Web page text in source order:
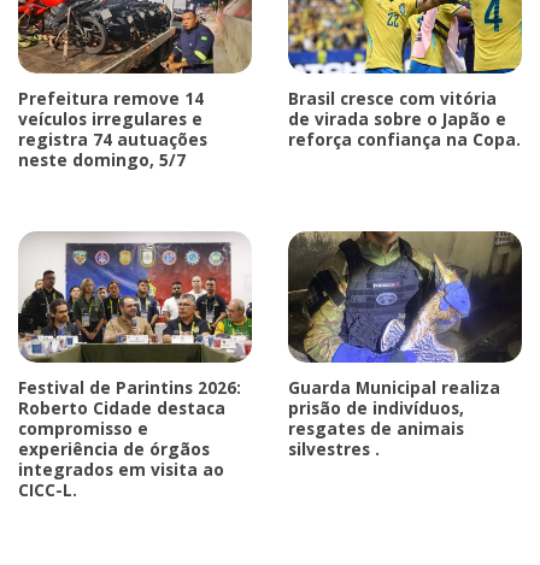
Prefeitura remove 14
veículos irregulares e
registra 74 autuações
neste domingo, 5/7
Brasil cresce com vitória
de virada sobre o Japão e
reforça confiança na Copa.
Festival de Parintins 2026:
Roberto Cidade destaca
compromisso e
experiência de órgãos
integrados em visita ao
CICC-L.
Guarda Municipal realiza
prisão de indivíduos,
resgates de animais
silvestres .